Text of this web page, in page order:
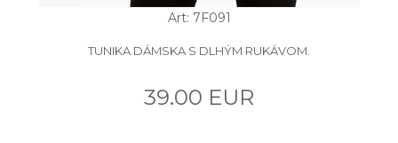
Art: 7F091
TUNIKA DÁMSKA S DLHÝM RUKÁVOM.
39.00 EUR